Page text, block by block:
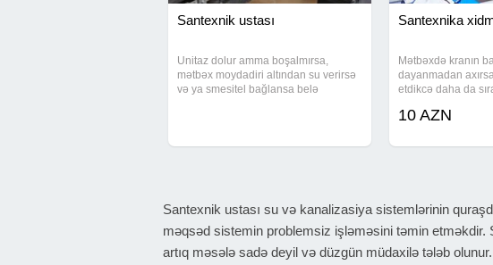
Santexnik ustası
Unitaz dolur amma boşalmırsa,
mətbəx moydadiri altından su verirsə
və ya smesitel bağlansa belə
çıxarılması, mexanizmlərin
Santexnika
Mətbəxdə kranın
dayanmadan
etdikcə daha da
çərçivəsində
10 AZN
Santexnik ustası su və kanalizasiya sistemlərinin
məqsəd sistemin problemsiz işləməsini təmin
artıq məsələ sadə deyil və düzgün müdaxilə tələb olunur.